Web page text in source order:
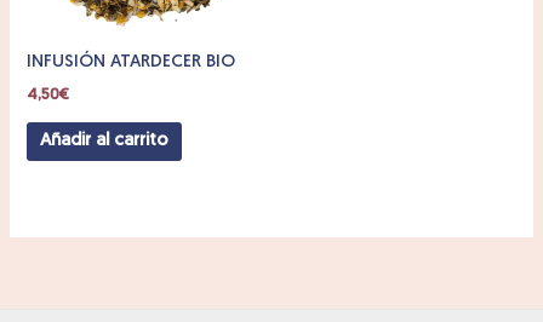
INFUSIÓN ATARDECER BIO
4,50€
Añadir al carrito